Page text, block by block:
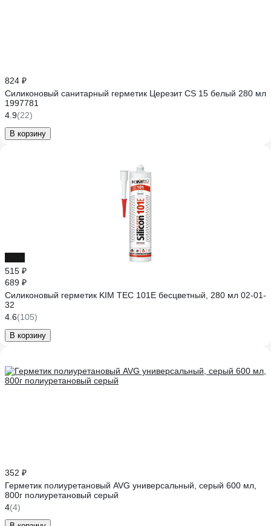
824 ₽
Силиконовый санитарный герметик Церезит CS 15 белый 280 мл
1997781
4.9(22)
В корзину
515 ₽
689 ₽
Силиконовый герметик KIM TEC 101Е бесцветный, 280 мл 02-01-
32
4.6(105)
В корзину
352 ₽
Герметик полиуретановый AVG универсальный, серый 600 мл,
800г полиуретановый серый
4(4)